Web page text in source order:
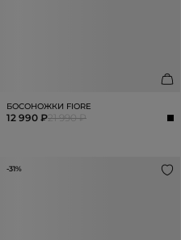
БОСОНОЖКИ FIORE
12 990 ₽21 990 ₽
-31%